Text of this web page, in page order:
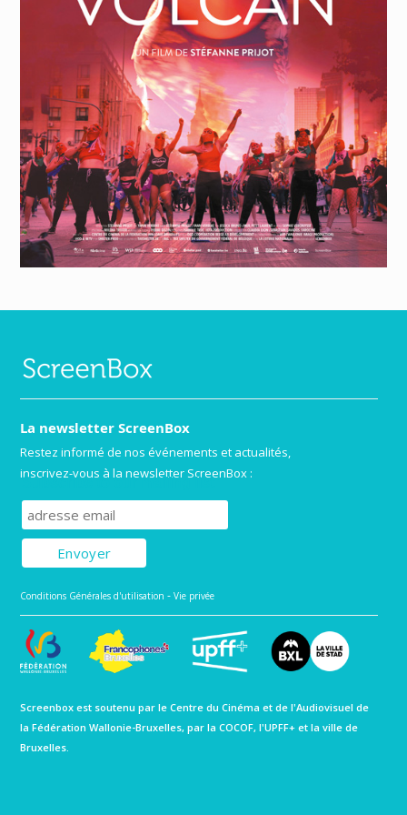
La newsletter ScreenBox
Restez informé de nos événements et actualités,
inscrivez-vous à la newsletter ScreenBox :
Subscribe to our mailing list
Conditions Générales d'utilisation -Vie privée
Screenbox est soutenu par le Centre du Cinéma et de l'Audiovisuel de
la Fédération Wallonie-Bruxelles, par la COCOF, l'UPFF+ et la ville de
Bruxelles.